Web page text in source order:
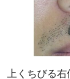
上くちびる